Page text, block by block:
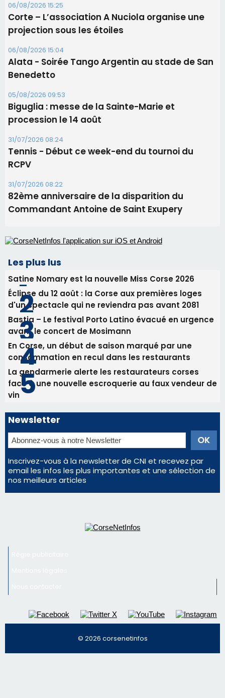
06/08/2026 15:25
Corte – L’association A Nuciola organise une
projection sous les étoiles
06/08/2026 15:04
Alata - Soirée Tango Argentin au stade de San
Benedetto
05/08/2026 09:53
Biguglia : messe de la Sainte-Marie et
procession le 14 août
31/07/2026 08:24
Tennis - Début ce week-end du tournoi du
RCPV
31/07/2026 08:22
82ème anniversaire de la disparition du
Commandant Antoine de Saint Exupery
Les plus lus
Satine Nomary est la nouvelle Miss Corse 2026
Éclipse du 12 août : la Corse aux premières loges
d'un spectacle qui ne reviendra pas avant 2081
Bastia – Le festival Porto Latino évacué en urgence
avant le concert de Mosimann
En Corse, un début de saison marqué par une
consommation en recul dans les restaurants
La gendarmerie alerte les restaurateurs corses
face à une nouvelle escroquerie au faux vendeur de
vin
Newsletter
Inscrivez-vous à la newsletter de CNI et recevez par
email les infos les plus importantes et une sélection de
nos meilleurs articles
© 2026 corsenetinfos